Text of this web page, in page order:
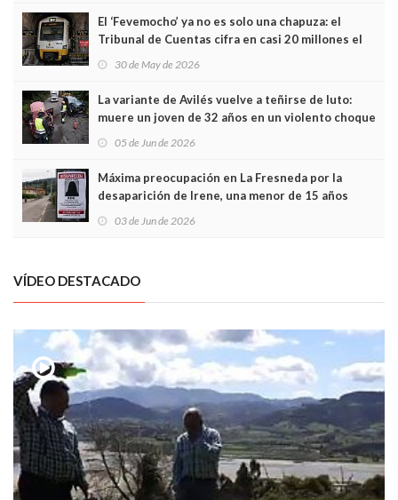
El ‘Fevemocho’ ya no es solo una chapuza: el
Tribunal de Cuentas cifra en casi 20 millones el
sobrecoste de los trenes que no cabían por los
30 de May de 2026
La variante de Avilés vuelve a teñirse de luto:
muere un joven de 32 años en un violento choque
frontal
05 de Jun de 2026
Máxima preocupación en La Fresneda por la
desaparición de Irene, una menor de 15 años
03 de Jun de 2026
VÍDEO DESTACADO